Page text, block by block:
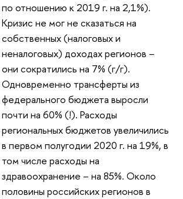
по отношению к 2019 г. на 2,1%).
Кризис не мог не сказаться на
собственных (налоговых и
неналоговых) доходах регионов –
они сократились на 7% (г/г).
Одновременно трансферты из
федерального бюджета выросли
почти на 60% (!). Расходы
региональных бюджетов увеличились
в первом полугодии 2020 г. на 19%, в
том числе расходы на
здравоохранение – на 85%. Около
половины российских регионов в